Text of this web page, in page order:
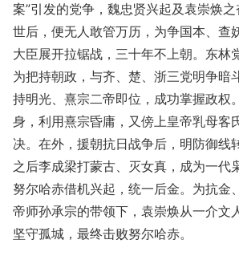
案”引发的党争，魏忠贤兴起及袁崇焕
世后，便无人敢管万历，为争国本、查
大臣展开拉锯战，三十年不上朝。东林
为把持朝政，与齐、楚、浙三党明争暗
持明光、熹宗二帝即位，成功掌握政权
身，利用熹宗昏庸，又傍上皇帝乳母客
决。在外，援朝抗日战争后，明防御线
之后李成梁打蒙古、灭女真，成为一代
努尔哈赤借机兴起，统一后金。为抗金
帝师孙承宗的带领下，袁崇焕从一介文
坚守孤城，最终击败努尔哈赤。